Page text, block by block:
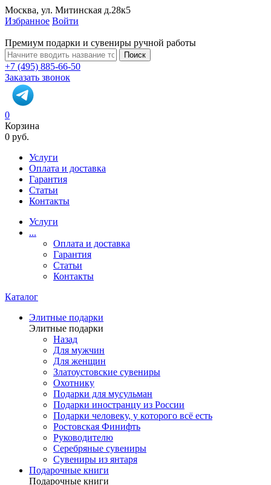
Москва, ул. Митинская д.28к5
Избранное Войти
Премиум подарки и сувениры ручной работы
Поиск
+7 (495) 885-66-50
Заказать звонок
0
Корзина
0 руб.
Услуги
Оплата и доставка
Гарантия
Статьи
Контакты
Услуги
...
Оплата и доставка
Гарантия
Статьи
Контакты
Каталог
Элитные подарки
Элитные подарки
Назад
Для мужчин
Для женщин
Златоустовские сувениры
Охотнику
Подарки для мусульман
Подарки иностранцу из России
Подарки человеку, у которого всё есть
Ростовская Финифть
Руководителю
Серебряные сувениры
Сувениры из янтаря
Подарочные книги
Подарочные книги